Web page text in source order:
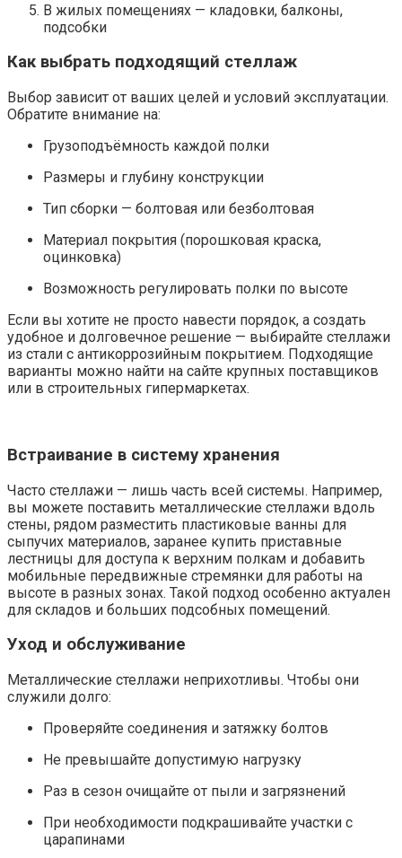
В жилых помещениях — кладовки, балконы,
подсобки
Как выбрать подходящий стеллаж
Выбор зависит от ваших целей и условий эксплуатации.
Обратите внимание на:
Грузоподъёмность каждой полки
Размеры и глубину конструкции
Тип сборки — болтовая или безболтовая
Материал покрытия (порошковая краска,
оцинковка)
Возможность регулировать полки по высоте
Если вы хотите не просто навести порядок, а создать
удобное и долговечное решение — выбирайте стеллажи
из стали с антикоррозийным покрытием. Подходящие
варианты можно найти на сайте крупных поставщиков
или в строительных гипермаркетах.
Встраивание в систему хранения
Часто стеллажи — лишь часть всей системы. Например,
вы можете поставить металлические стеллажи вдоль
стены, рядом разместить пластиковые ванны для
сыпучих материалов, заранее купить приставные
лестницы для доступа к верхним полкам и добавить
мобильные передвижные стремянки для работы на
высоте в разных зонах. Такой подход особенно актуален
для складов и больших подсобных помещений.
Уход и обслуживание
Металлические стеллажи неприхотливы. Чтобы они
служили долго:
Проверяйте соединения и затяжку болтов
Не превышайте допустимую нагрузку
Раз в сезон очищайте от пыли и загрязнений
При необходимости подкрашивайте участки с
царапинами